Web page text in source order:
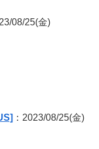
08/25(金)
：2023/08/25(金)